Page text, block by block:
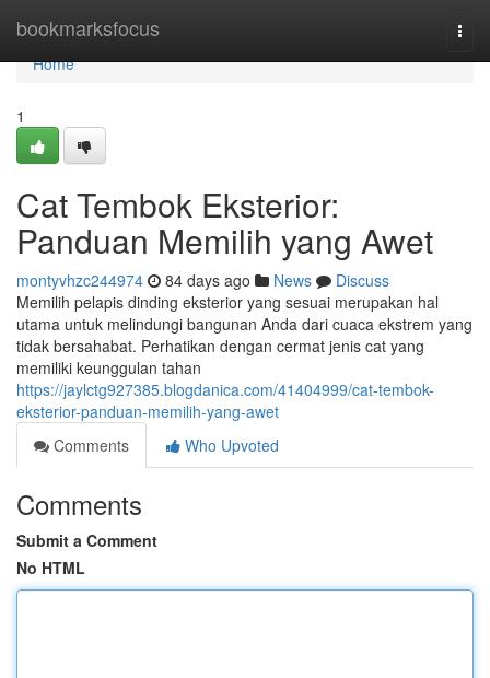
bookmarksfocus
Home
Home
1
Cat Tembok Eksterior:
Panduan Memilih yang Awet
montyvhzc244974 84 days ago News
Discuss
Memilih pelapis dinding eksterior yang sesuai merupakan hal
utama untuk melindungi bangunan Anda dari cuaca ekstrem yang
tidak bersahabat. Perhatikan dengan cermat jenis cat yang
memiliki keunggulan tahan
https://jaylctg927385.blogdanica.com/41404999/cat-tembok-
eksterior-panduan-memilih-yang-awet
Comments
Who Upvoted
Comments
Submit a Comment
No HTML